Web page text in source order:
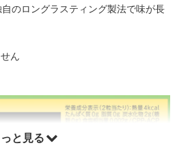
のロングラスティング製法で味が長
ん
と見る